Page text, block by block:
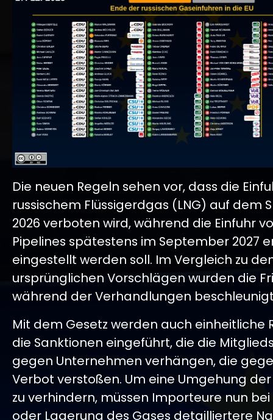
Die neuen Regeln sehen vor, dass die
russischem Flüssigerdgas (LNG) auf dem
2026 verboten wird, während die Einfuhr
Pipelines spätestens im September 2027
eingestellt werden soll. Im Vergleich zu
ursprünglichen Vorschlägen wurden die
während der Verhandlungen
Mit dem Gesetz werden auch einheitliche
die Sanktionen eingeführt, die die
gegen Unternehmen verhängen, die
Verbot verstoßen. Um eine Umgehung
zu verhindern, müssen Importeure nun
oder Lagerung des Gases detailliertere